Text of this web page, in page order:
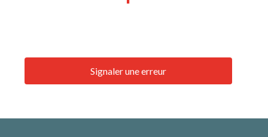
Signaler une erreur